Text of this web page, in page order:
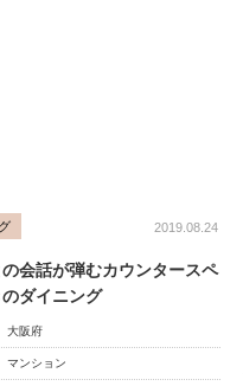
2019.08.24
会話が弾むカウンタースペ
ダイニング
大阪府
マンション